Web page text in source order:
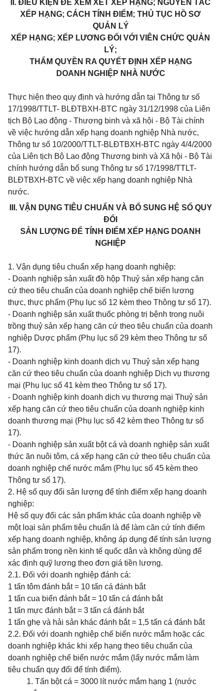
II. ĐIỀU KIỆN ĐỂ XEM XÉT XẾP HẠNG; NGUYÊN TẮC
XẾP HẠNG; CÁCH TÍNH ĐIỂM; THỦ TỤC HỒ SƠ
QUẢN LÝ
XẾP HẠNG; XẾP LƯƠNG ĐỐI VỚI VIÊN CHỨC QUẢN
LÝ;
THẨM QUYỀN RA QUYẾT ĐỊNH XẾP HẠNG
DOANH NGHIỆP NHÀ NƯỚC
Thực hiện theo quy định và hướng dẫn tại Thông tư số
17/1998/TTLT- BLĐTBXH-BTC ngày 31/12/1998 của Liên
tịch Bộ Lao động - Thương binh và xã hội - Bộ Tài chính
về việc hướng dẫn xếp hạng doanh nghiệp Nhà nước,
Thông tư số 10/2000/TTLT-BLĐTBXH-BTC ngày 4/4/2000
của Liên tịch Bộ Lao động Thương binh và Xã hội - Bộ Tài
chính hướng dẫn bổ sung Thông tư số 17/1998/TTLT-
BLĐTBXH-BTC về việc xếp hạng doanh nghiệp Nhà
nước.
III. VẬN DỤNG TIÊU CHUẨN VÀ BỔ SUNG HỆ SỐ QUY
ĐỔI
SẢN LƯỢNG ĐỂ TÍNH ĐIỂM XẾP HẠNG DOANH
NGHIỆP
1. Vận dụng tiêu chuẩn xếp hạng doanh nghiệp:
- Doanh nghiệp sản xuất đồ hộp Thuỷ sản xếp hạng căn
cứ theo tiêu chuẩn của doanh nghiệp chế biến lương
thực, thực phẩm (Phụ lục số 12 kèm theo Thông tư số 17).
- Doanh nghiệp sản xuất thuốc phòng trị bệnh trong nuôi
trồng thuỷ sản xếp hạng căn cứ theo tiêu chuẩn của doanh
nghiệp Dược phẩm (Phụ lục số 29 kèm theo Thông tư số
17).
- Doanh nghiệp kinh doanh dịch vụ Thuỷ sản xếp hạng
căn cứ theo tiêu chuẩn của doanh nghiệp Dịch vụ thương
mại (Phụ lục số 41 kèm theo Thông tư số 17).
- Doanh nghiệp kinh doanh dịch vụ thương mại Thuỷ sản
xếp hạng căn cứ theo tiêu chuẩn của doanh nghiệp kinh
doanh thương mại (Phụ lục số 42 kèm theo Thông tư số
17).
- Doanh nghiệp sản xuất bột cá và doanh nghiệp sản xuất
thức ăn nuôi tôm, cá xếp hạng căn cứ theo tiêu chuẩn của
doanh nghiệp chế nước mắm (Phụ lục số 45 kèm theo
Thông tư số 17).
2. Hệ số quy đổi sản lượng để tính điểm xếp hạng doanh
nghiệp:
Hệ số quy đổi các sản phẩm khác của doanh nghiệp về
một loại sản phẩm tiêu chuẩn là để làm căn cứ tính điểm
xếp hạng doanh nghiệp, không áp dụng để tính sản lượng
sản phẩm trong nền kinh tế quốc dân và không dùng để
xác định quỹ lương theo đơn giá tiền lương.
2.1. Đối với doanh nghiệp đánh cá:
1 tấn tôm đánh bắt= 10 tấn cá đánh bắt
1 tấn cua biển đánh bắt= 10 tấn cá đánh bắt
1 tấn mực đánh bắt= 3 tấn cá đánh bắt
1 tấn ghẹ và hải sản khác đánh bắt= 1,5 tấn cá đánh bắt
2.2. Đối với doanh nghiệp chế biến nước mắm hoặc các
doanh nghiệp khác khi xếp hạng theo tiêu chuẩn của
doanh nghiệp chế biến nước mắm (lấy nước mắm làm
tiêu chuẩn quy đổi để tính điểm).
1. Tấn bột cá = 3000 lít nước mắm hạng 1 (nước